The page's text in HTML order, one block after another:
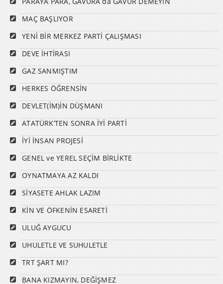
MAÇ BAŞLIYOR
YENİ BİR MERKEZ PARTİ ÇALIŞMASI
DEVE İHTİRASI
GAZ SANMIŞTIM
HERKES ÖĞRENSİN
DEVLET(İM)İN DÜŞMANI
ATATÜRK’TEN SONRA İYİ PARTİ
İYİ İNSAN PROJESİ
GENEL ve YEREL SEÇİM BİRLİKTE
OYNATMAYA AZ KALDI
SİYASETE AHLAK LAZIM
KİN VE ÖFKENİN ESARETİ
ULUĞ AYGUCU
UHULETLE VE SUHULETLE
TRT ŞART MI?
BANA KIZMAYIN, DEĞİŞMEZ